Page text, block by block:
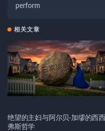
perform
相关文章
绝望的主妇与阿尔贝·加缪的西西
弗斯哲学